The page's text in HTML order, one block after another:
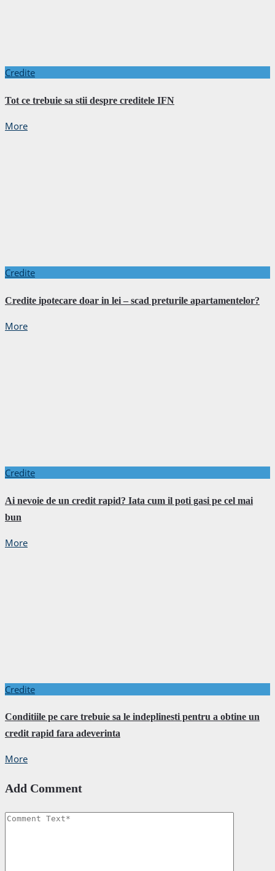
Credite
Tot ce trebuie sa stii despre creditele IFN
More
Credite
Credite ipotecare doar in lei – scad preturile apartamentelor?
More
Credite
Ai nevoie de un credit rapid? Iata cum il poti gasi pe cel mai
bun
More
Credite
Conditiile pe care trebuie sa le indeplinesti pentru a obtine un
credit rapid fara adeverinta
More
Add Comment